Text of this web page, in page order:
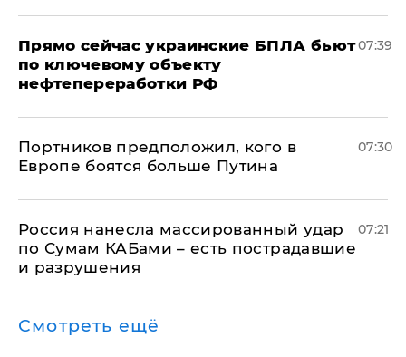
Прямо сейчас украинские БПЛА бьют
по ключевому объекту
нефтепереработки РФ
07:39
Портников предположил, кого в
Европе боятся больше Путина
07:30
Россия нанесла массированный удар
по Сумам КАБами – есть пострадавшие
и разрушения
07:21
Смотреть ещё